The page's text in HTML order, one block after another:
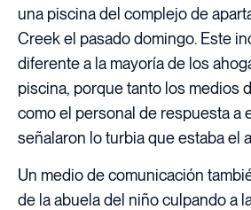
una piscina del complejo de
Creek el pasado domingo. Este
diferente a la mayoría de los
piscina, porque tanto los medios
como el personal de respuesta a
señalaron lo turbia que estaba el
Un medio de comunicación
de la abuela del niño culpando a